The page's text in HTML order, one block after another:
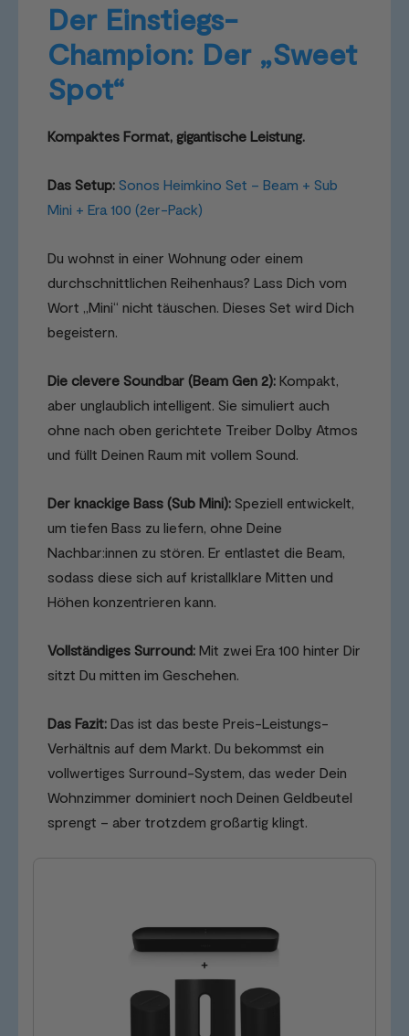
Der Einstiegs-
Champion: Der „Sweet
Spot“
Kompaktes Format, gigantische Leistung.
Das Setup: Sonos Heimkino Set – Beam + Sub
Mini + Era 100 (2er-Pack)
Du wohnst in einer Wohnung oder einem
durchschnittlichen Reihenhaus? Lass Dich vom
Wort „Mini“ nicht täuschen. Dieses Set wird Dich
begeistern.
Die clevere Soundbar (Beam Gen 2): Kompakt,
aber unglaublich intelligent. Sie simuliert auch
ohne nach oben gerichtete Treiber Dolby Atmos
und füllt Deinen Raum mit vollem Sound.
Der knackige Bass (Sub Mini): Speziell entwickelt,
um tiefen Bass zu liefern, ohne Deine
Nachbar:innen zu stören. Er entlastet die Beam,
sodass diese sich auf kristallklare Mitten und
Höhen konzentrieren kann.
Vollständiges Surround: Mit zwei Era 100 hinter Dir
sitzt Du mitten im Geschehen.
Das Fazit: Das ist das beste Preis-Leistungs-
Verhältnis auf dem Markt. Du bekommst ein
vollwertiges Surround-System, das weder Dein
Wohnzimmer dominiert noch Deinen Geldbeutel
sprengt – aber trotzdem großartig klingt.